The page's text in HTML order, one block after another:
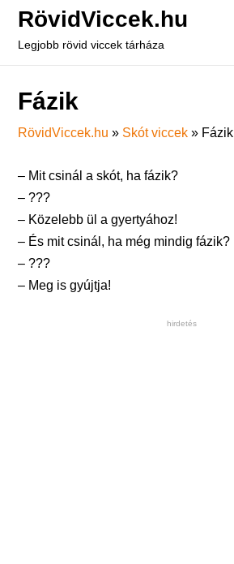
RövidViccek.hu
Legjobb rövid viccek tárháza
Fázik
RövidViccek.hu » Skót viccek » Fázik
– Mit csinál a skót, ha fázik?
– ???
– Közelebb ül a gyertyához!
– És mit csinál, ha még mindig fázik?
– ???
– Meg is gyújtja!
hirdetés